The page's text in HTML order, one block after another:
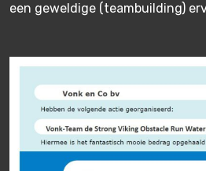
een geweldige (teambuilding)